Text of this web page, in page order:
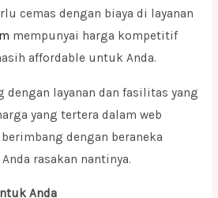
cemas dengan biaya di layanan
mempunyai harga kompetitif
affordable untuk Anda.
layanan dan fasilitas yang
yang tertera dalam web
dengan beraneka
rasakan nantinya.
Anda